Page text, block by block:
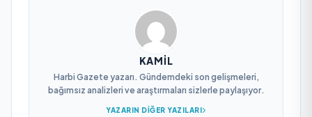
KAMIL
Harbi Gazete yazarı. Gündemdeki son gelişmeleri,
bağımsız analizleri ve araştırmaları sizlerle paylaşıyor.
YAZARIN DIĞER YAZILARI